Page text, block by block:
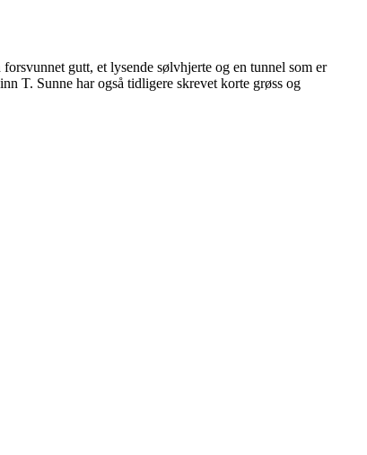
gutt, et lysende sølvhjerte og en tunnel som er
T. Sunne har også tidligere skrevet korte grøss og